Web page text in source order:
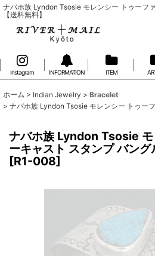
ナバホ族 Lyndon Tsosie モレンシー トゥーフ
【送料無料】
Instagram INFORMATION ITEM
ホーム > Indian Jewelry > Bracelet
> ナバホ族 Lyndon Tsosie モレンシー トゥー
ナバホ族 Lyndon Tsosie モ
ーキャスト スタンプ バング
[R1-008]